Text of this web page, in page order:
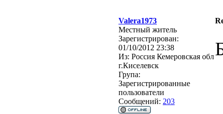
Valera1973
Местный житель
Зарегистрирован:
01/10/2012 23:38
Из: Россия Кемеровская обл
г.Киселевск
Група:
Зарегистрированные
пользователи
Сообщений: 203